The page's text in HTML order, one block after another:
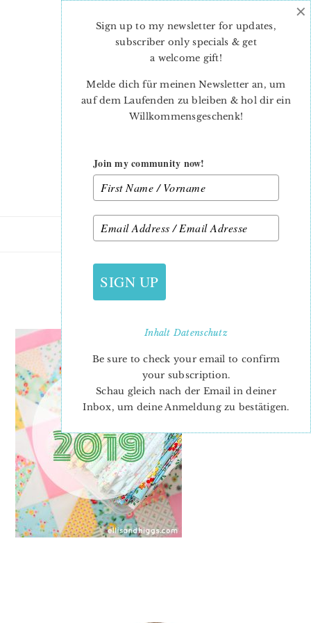
6 KÖPFE 12 BLÖCKE 2019
Sign up to my newsletter for updates,
subscriber only specials & get
a welcome gift!
Melde dich für meinen Newsletter an, um
auf dem Laufenden zu bleiben & hol dir ein
Willkommensgeschenk!
Join my community now!
SIGN UP
InhaltDatenschutz
Be sure to check your email to confirm
your subscription.
Schau gleich nach der Email in deiner
Inbox, um deine Anmeldung zu bestätigen.
×